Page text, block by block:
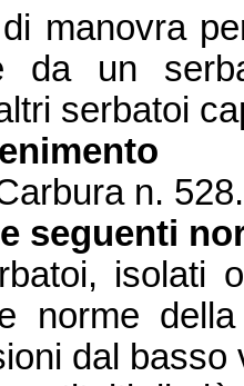
manovra
da un
serbatoi
n. 528.
seguenti
isolati
norme
dal basso